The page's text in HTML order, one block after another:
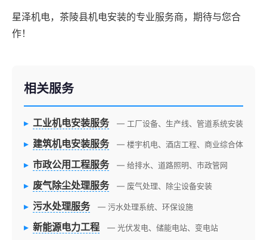
星泽机电，茶陵县机电安装的专业服务商，期待与您合
作！
相关服务
▸ 工业机电安装服务 — 工厂设备、生产线、管道系统安装
▸ 建筑机电安装服务 — 楼宇机电、酒店工程、商业综合体
▸ 市政公用工程服务 — 给排水、道路照明、市政管网
▸ 废气除尘处理服务 — 废气处理、除尘设备安装
▸ 污水处理服务 — 污水处理系统、环保设施
▸ 新能源电力工程 — 光伏发电、储能电站、变电站